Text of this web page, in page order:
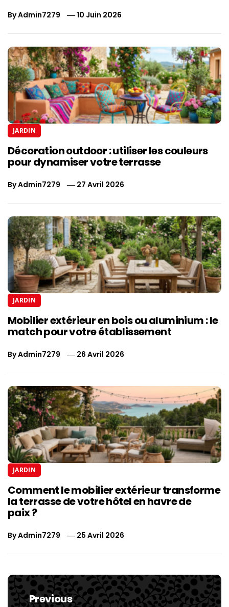
ByAdmin7279 10 Juin 2026
JARDIN
Décoration outdoor : utiliser les couleurs
pour dynamiser votre terrasse
ByAdmin7279 27 Avril 2026
JARDIN
Mobilier extérieur en bois ou aluminium : le
match pour votre établissement
ByAdmin7279 26 Avril 2026
JARDIN
Comment le mobilier extérieur transforme
la terrasse de votre hôtel en havre de
paix ?
ByAdmin7279 25 Avril 2026
Navigation
dePrevious